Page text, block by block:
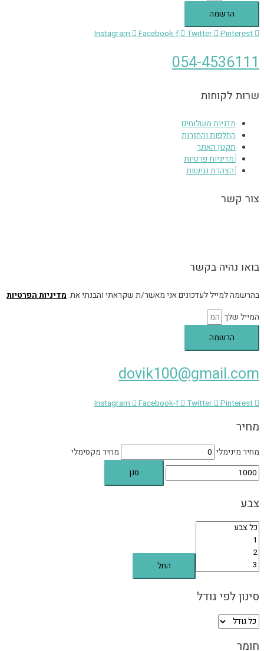
הרשמה
Instagram
Facebook-f Twitter Pinterest
054-4536111
שרות לקוחות
מדניות משלוחים
החלפות והחזרות
תקנון האתר
מדיניות פרטיות
הצהרת נגישות
צור קשר
בואו נהיה בקשר
בהרשמה למייל לעדכונים אני מאשר/ת שקראתי והבנתי את מדיניות הפרטיות
המייל שלך
הרשמה
dovik100@gmail.com
Instagram Facebook-f Twitter Pinterest
מחיר
מחיר מינימלי
מחיר מקסימלי
סנן
צבע
החל
סינון לפי גודל
חומר